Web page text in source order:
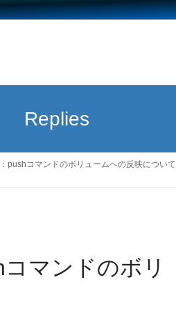
Replies
pushコマンドのボリュームへの反映について
マンドのボリ